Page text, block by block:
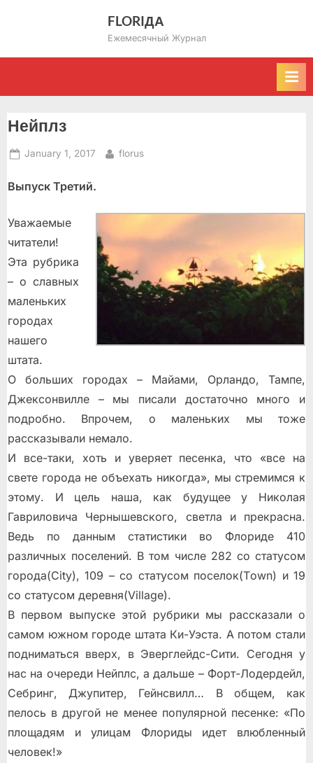
FLORIДА
Ежемесячный Журнал
Нейплз
Posted
January 1, 2017 By
florus
Выпуск Третий.
Уважаемые
читатели!
Эта рубрика
– о славных
маленьких
городах
нашего
штата.
О больших городах – Майами, Орландо, Тампе,
Джексонвилле – мы писали достаточно много и
подробно. Впрочем, о маленьких мы тоже
рассказывали немало.
И все-таки, хоть и уверяет песенка, что «все на
свете города не объехать никогда», мы стремимся к
этому. И цель наша, как будущее у Николая
Гавриловича Чернышевского, светла и прекрасна.
Ведь по данным статистики во Флориде 410
различных поселений. В том числе 282 со статусом
города(City), 109 – со статусом поселок(Tоwn) и 19
со статусом деревня(Village).
В первом выпуске этой рубрики мы рассказали о
самом южном городе штата Ки-Уэста. А потом стали
подниматься вверх, в Эверглейдс-Сити. Сегодня у
нас на очереди Нейплс, а дальше – Форт-Лодердейл,
Себринг, Джупитер, Гейнсвилл… В общем, как
пелось в другой не менее популярной песенке: «По
площадям и улицам Флориды идет влюбленный
человек!»